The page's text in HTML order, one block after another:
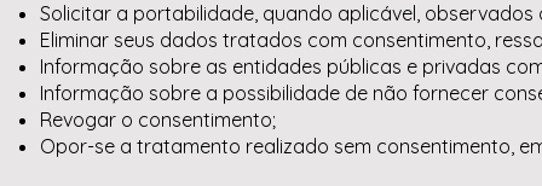
Solicitar a portabilidade, quando aplicável,
Eliminar seus dados tratados com consentimento,
Informação sobre as entidades públicas e privadas
Informação sobre a possibilidade de não fornecer
Revogar o consentimento;
Opor-se a tratamento realizado sem consentimento,